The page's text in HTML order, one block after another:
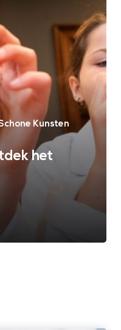
Kunsten
het